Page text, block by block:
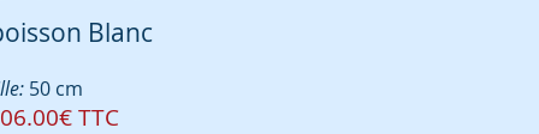
Blanc
50 cm
TTC